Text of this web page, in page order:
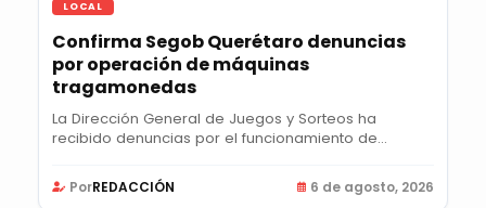
LOCAL
Confirma Segob Querétaro denuncias
por operación de máquinas
tragamonedas
La Dirección General de Juegos y Sorteos ha
recibido denuncias por el funcionamiento de
PorREDACCIÓN 6 de agosto, 2026